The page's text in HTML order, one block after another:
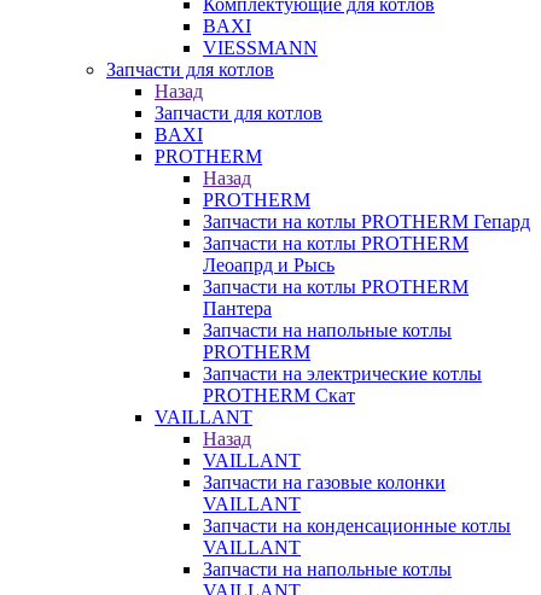
Комплектующие для котлов
BAXI
VIESSMANN
Запчасти для котлов
Назад
Запчасти для котлов
BAXI
PROTHERM
Назад
PROTHERM
Запчасти на котлы PROTHERM Гепард
Запчасти на котлы PROTHERM
Леоапрд и Рысь
Запчасти на котлы PROTHERM
Пантера
Запчасти на напольные котлы
PROTHERM
Запчасти на электрические котлы
PROTHERM Скат
VAILLANT
Назад
VAILLANT
Запчасти на газовые колонки
VAILLANT
Запчасти на конденсационные котлы
VAILLANT
Запчасти на напольные котлы
VAILLANT